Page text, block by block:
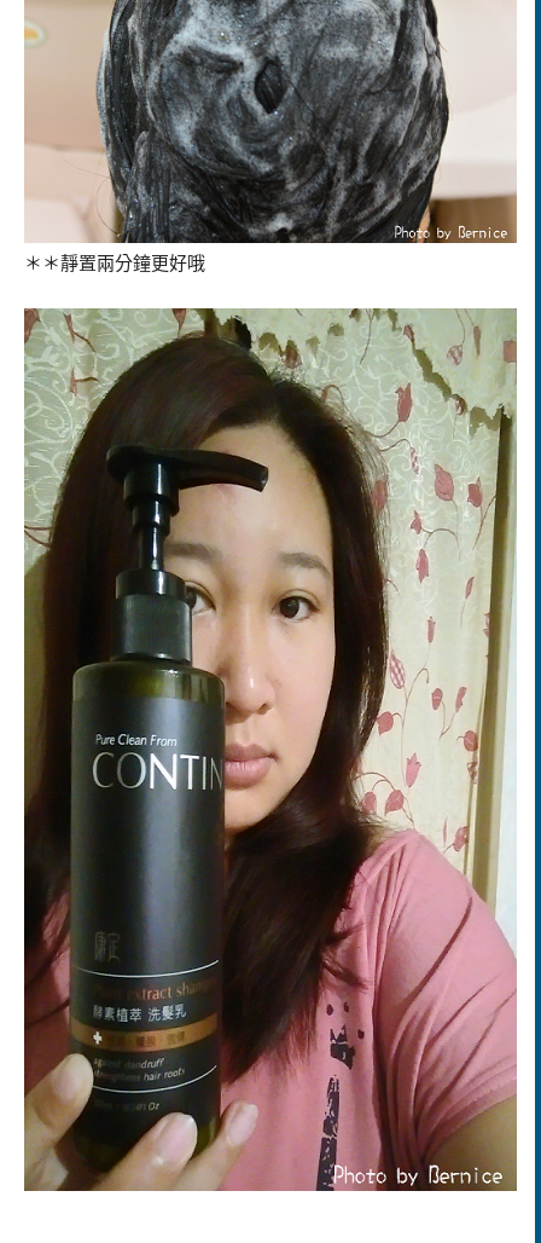
＊＊靜置兩分鐘更好哦